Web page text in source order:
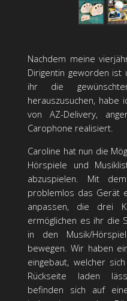
Nachdem meine
Dirigentin geworden ist
ihr die
herauszusuchen,
von AZ-Delivery,
Carophone realisiert.
Caroline hat nun die
Hörspiele und
abzuspielen. Mit
problemlos das Gerät
anpassen, die drei
ermöglichen es ihr die
in den Musik/
bewegen. Wir haben
eingebaut, welcher
Rückseite laden
befinden sich auf